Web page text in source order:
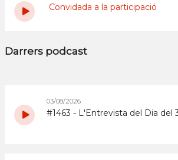
Convidada a la participació
Darrers podcast
03/08/2026